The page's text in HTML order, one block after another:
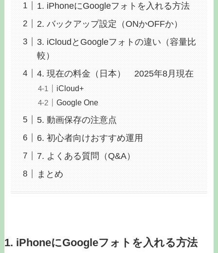
1. iPhoneにGoogleフォトを入れる方法
2. バックアップ設定（ONかOFFか）
3. iCloudとGoogleフォトの違い（容量比
較）
4. 現在の料金（日本） 2025年8月現在
iCloud+
Google One
5. 動画保存の注意点
6. 初心者向けおすすめ運用
7. よくある質問（Q&A）
まとめ
1. iPhoneにGoogleフォトを入れる方法